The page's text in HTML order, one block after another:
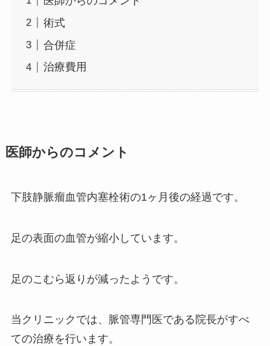
術式
合併症
治療費用
医師からのコメント
下肢静脈瘤血管内塞栓術の1ヶ月後の経過です。
足の表面の血管が縮小しています。
足のこむら返りが減ったようです。
当クリニックでは、脈管専門医である院長がすべ
ての治療を行います。